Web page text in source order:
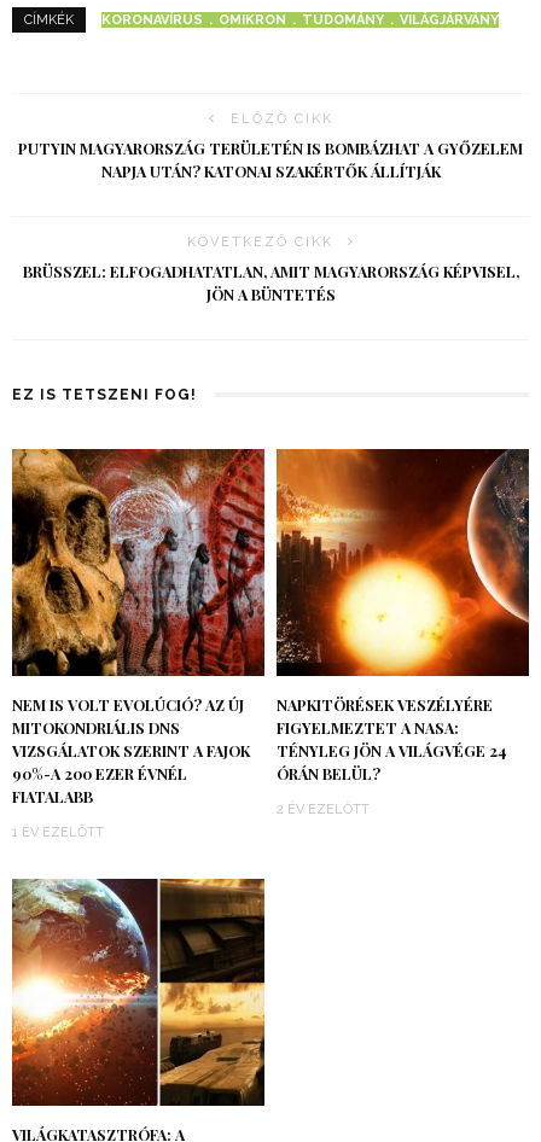
CÍMKÉK KORONAVÍRUS OMIKRON TUDOMÁNY VILÁGJÁRVÁNY
ELŐZŐ CIKK
PUTYIN MAGYARORSZÁG TERÜLETÉN IS BOMBÁZHAT A GYŐZELEM
NAPJA UTÁN? KATONAI SZAKÉRTŐK ÁLLÍTJÁK
KÖVETKEZŐ CIKK
BRÜSSZEL: ELFOGADHATATLAN, AMIT MAGYARORSZÁG KÉPVISEL,
JÖN A BÜNTETÉS
EZ IS TETSZENI FOG!
NEM IS VOLT EVOLÚCIÓ? AZ ÚJ
MITOKONDRIÁLIS DNS
VIZSGÁLATOK SZERINT A FAJOK
90%-A 200 EZER ÉVNÉL
FIATALABB
1 ÉV EZELŐTT
NAPKITÖRÉSEK VESZÉLYÉRE
FIGYELMEZTET A NASA:
TÉNYLEG JÖN A VILÁGVÉGE 24
ÓRÁN BELÜL?
2 ÉV EZELŐTT
VILÁGKATASZTRÓFA: A